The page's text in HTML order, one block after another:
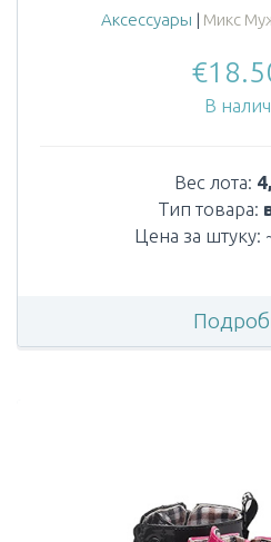
Аксессуары | Микс
€
В
Вес лота:
Тип товара:
Цена за штуку: